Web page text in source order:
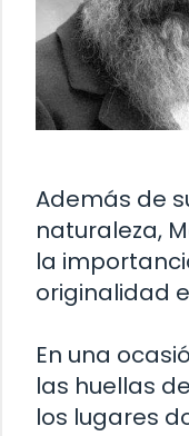
Además de
naturaleza,
la
originalidad
En una
las huellas
los lugares